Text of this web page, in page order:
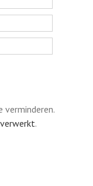
verminderen.
.